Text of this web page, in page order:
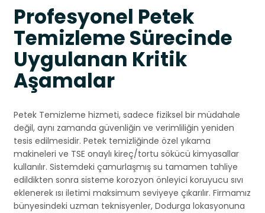
Profesyonel Petek
Temizleme Sürecinde
Uygulanan Kritik
Aşamalar
Petek Temizleme hizmeti, sadece fiziksel bir müdahale
değil, aynı zamanda güvenliğin ve verimliliğin yeniden
tesis edilmesidir. Petek temizliğinde özel yıkama
makineleri ve TSE onaylı kireç/tortu sökücü kimyasallar
kullanılır. Sistemdeki çamurlaşmış su tamamen tahliye
edildikten sonra sisteme korozyon önleyici koruyucu sıvı
eklenerek ısı iletimi maksimum seviyeye çıkarılır. Firmamız
bünyesindeki uzman teknisyenler, Dodurga lokasyonuna